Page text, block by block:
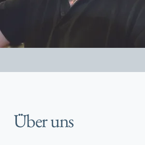
Über uns